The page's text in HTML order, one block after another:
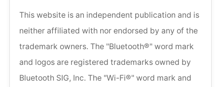
This website is an independent publication and is
neither affiliated with nor endorsed by any of the
trademark owners. The "Bluetooth®" word mark
and logos are registered trademarks owned by
Bluetooth SIG, Inc. The "Wi-Fi®" word mark and